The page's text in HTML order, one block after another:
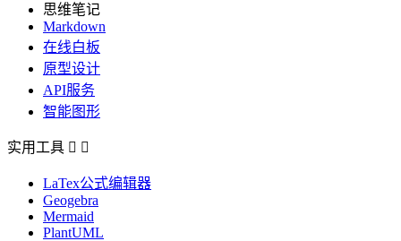
思维笔记
Markdown
在线白板
原型设计
API服务
智能图形
实用工具  
LaTex公式编辑器
Geogebra
Mermaid
PlantUML